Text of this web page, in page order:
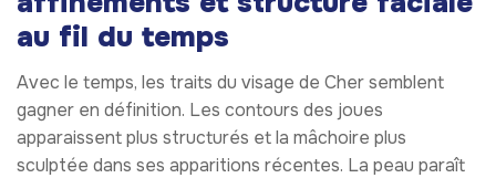
au fil du temps
Avec le temps, les traits du visage de Cher semblent
gagner en définition. Les contours des joues
apparaissent plus structurés et la mâchoire plus
sculptée dans ses apparitions récentes. La peau paraît